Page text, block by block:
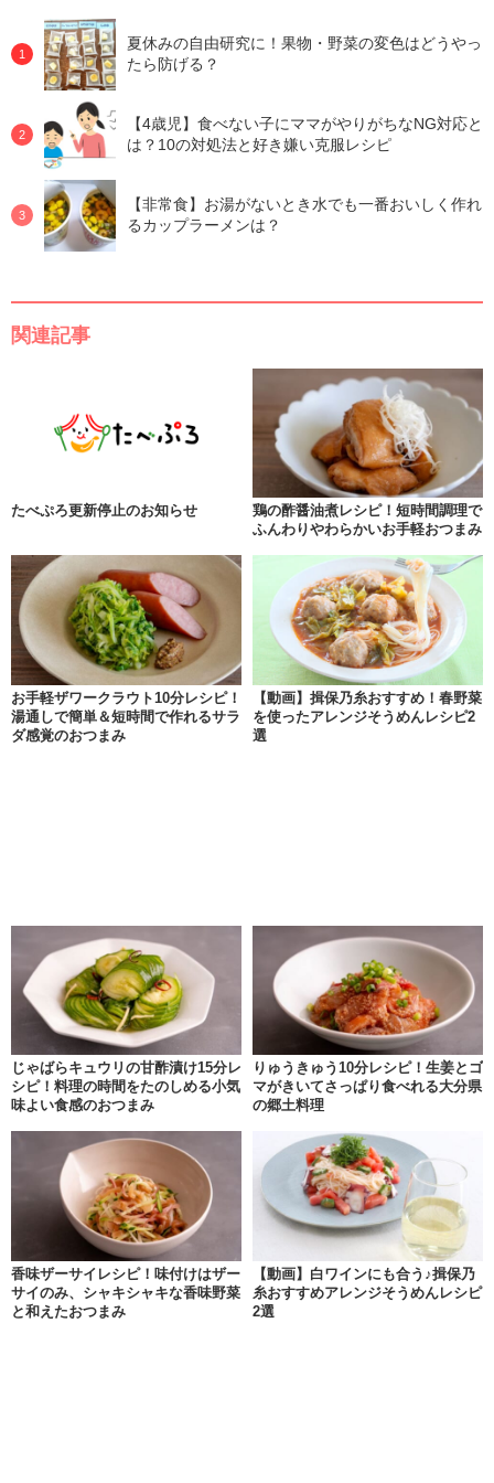
夏休みの自由研究に！果物・野菜の変色はどうやっ
たら防げる？
【4歳児】食べない子にママがやりがちなNG対応と
は？10の対処法と好き嫌い克服レシピ
【非常食】お湯がないとき水でも一番おいしく作れ
るカップラーメンは？
関連記事
たべぷろ更新停止のお知らせ
鶏の酢醤油煮レシピ！短時間調理で
ふんわりやわらかいお手軽おつまみ
お手軽ザワークラウト10分レシピ！
湯通しで簡単＆短時間で作れるサラ
ダ感覚のおつまみ
【動画】揖保乃糸おすすめ！春野菜
を使ったアレンジそうめんレシピ2
選
じゃばらキュウリの甘酢漬け15分レ
シピ！料理の時間をたのしめる小気
味よい食感のおつまみ
りゅうきゅう10分レシピ！生姜とゴ
マがきいてさっぱり食べれる大分県
の郷土料理
香味ザーサイレシピ！味付けはザー
サイのみ、シャキシャキな香味野菜
と和えたおつまみ
【動画】白ワインにも合う♪揖保乃
糸おすすめアレンジそうめんレシピ
2選